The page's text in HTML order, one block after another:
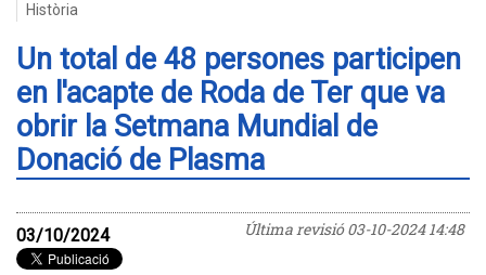
Història
Un total de 48 persones participen
en l'acapte de Roda de Ter que va
obrir la Setmana Mundial de
Donació de Plasma
Última revisió03-10-2024 14:48
03/10/2024